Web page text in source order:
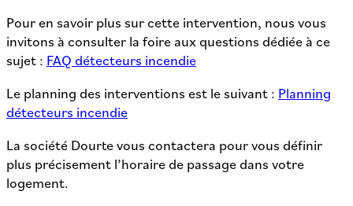
Pour en savoir plus sur cette intervention, nous vous
invitons à consulter la foire aux questions dédiée à ce
sujet : FAQ détecteurs incendie
Le planning des interventions est le suivant : Planning
détecteurs incendie
La société Dourte vous contactera pour vous définir
plus précisement l’horaire de passage dans votre
logement.